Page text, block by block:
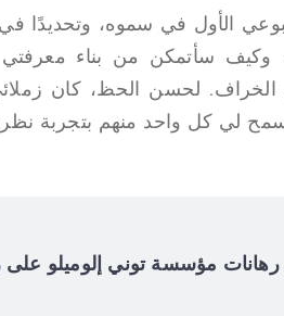
الأول في سموه، وتحديدًا
وكيف سأتمكن من بناء
لحسن الحظ، كان
لي كل واحد منهم بتجربة
لماذا تؤتي رهانات مؤسسة توني إلوميلو